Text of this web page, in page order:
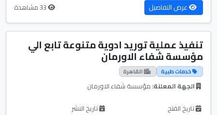
عرض التفاصيل
تنفيذ عملية توريد ادوية متنوعة تابع الي
مؤسسة شفاء الاورمان
خدمات طبية القاهرة
الجهة المعلنة: مؤسسة شفاء الاورمان
تاريخ الفتح
تاريخ النشر